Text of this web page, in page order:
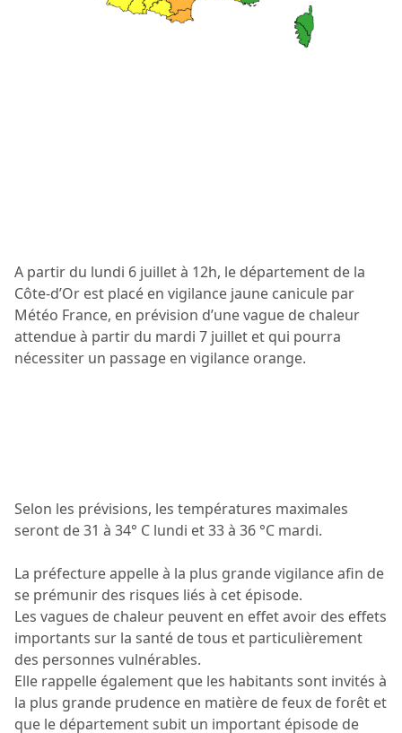
A partir du lundi 6 juillet à 12h, le département de la
Côte-d’Or est placé en vigilance jaune canicule par
Météo France, en prévision d’une vague de chaleur
attendue à partir du mardi 7 juillet et qui pourra
nécessiter un passage en vigilance orange.
Selon les prévisions, les températures maximales
seront de 31 à 34° C lundi et 33 à 36 °C mardi.
La préfecture appelle à la plus grande vigilance afin de
se prémunir des risques liés à cet épisode.
Les vagues de chaleur peuvent en effet avoir des effets
importants sur la santé de tous et particulièrement
des personnes vulnérables.
Elle rappelle également que les habitants sont invités à
la plus grande prudence en matière de feux de forêt et
que le département subit un important épisode de